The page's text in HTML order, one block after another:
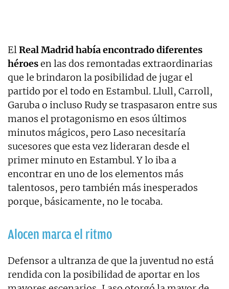
ElReal Madrid había encontrado diferentes
héroesen las dos remontadas extraordinarias
que le brindaron la posibilidad de jugar el
partido por el todo en Estambul. Llull, Carroll,
Garuba o incluso Rudy se traspasaron entre sus
manos el protagonismo en esos últimos
minutos mágicos, pero Laso necesitaría
sucesores que esta vez lideraran desde el
primer minuto en Estambul. Y lo iba a
encontrar en uno de los elementos más
talentosos, pero también más inesperados
porque, básicamente, no le tocaba.
Alocen marca el ritmo
Defensor a ultranza de que la juventud no está
rendida con la posibilidad de aportar en los